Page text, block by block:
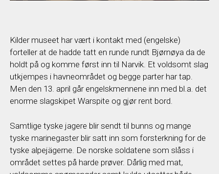
Kilder museet har vært i kontakt med (engelske)
forteller at de hadde tatt en runde rundt Bjørnøya da de
holdt på og komme først inn til Narvik. Et voldsomt slag
utkjempes i havneområdet og begge parter har tap.
Men den 13. april går engelskmennene inn med bl.a. det
enorme slagskipet Warspite og gjør rent bord.
Samtlige tyske jagere blir sendt til bunns og mange
tyske marinegaster blir satt inn som forsterkning for de
tyske alpejägerne. De norske soldatene som slåss i
området settes på harde prøver. Dårlig med mat,